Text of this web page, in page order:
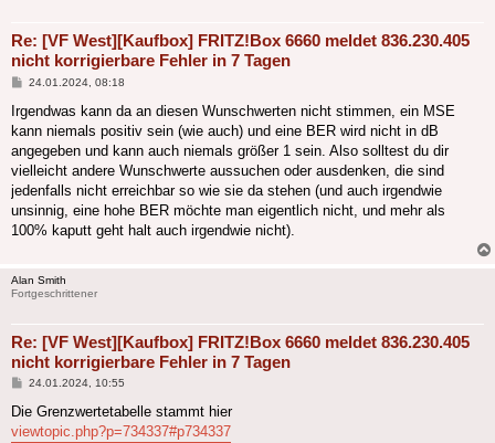
Re: [VF West][Kaufbox] FRITZ!Box 6660 meldet 836.230.405
nicht korrigierbare Fehler in 7 Tagen
Beitrag
24.01.2024, 08:18
Irgendwas kann da an diesen Wunschwerten nicht stimmen, ein MSE
kann niemals positiv sein (wie auch) und eine BER wird nicht in dB
angegeben und kann auch niemals größer 1 sein. Also solltest du dir
vielleicht andere Wunschwerte aussuchen oder ausdenken, die sind
jedenfalls nicht erreichbar so wie sie da stehen (und auch irgendwie
unsinnig, eine hohe BER möchte man eigentlich nicht, und mehr als
100% kaputt geht halt auch irgendwie nicht).
Alan Smith
Fortgeschrittener
Re: [VF West][Kaufbox] FRITZ!Box 6660 meldet 836.230.405
nicht korrigierbare Fehler in 7 Tagen
Beitrag
24.01.2024, 10:55
Die Grenzwertetabelle stammt hier
viewtopic.php?p=734337#p734337